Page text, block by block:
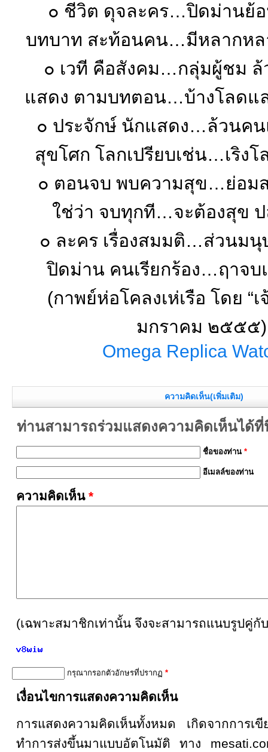
๐ ชีวิต ดุจละคร…ปิดม่านย้
บทบาท สะท้อนคน…มีหลากหล
๐ เวที คือสังคม…กลุ่มผู้ชม ล้
แสดง ตามบทตอน…บ้างโลดแ
๐ ประจักษ์ นักแสดง…ล้วนคน
สุขโศก โลกเปรียบเช่น…เริงโ
๐ ตอนจบ พบความสุข…ย่อม
ใช่ว่า จบทุกที…จะต้องสุข
๐ ละคร เรื่องสมมติ…ส่วนมนุ
ปิดม่าน คนเรียกร้อง…ฤาจ
(กาพย์ห่อโคลงเห่เรือ โดย “
มกราคม ๒๕๕๕)
Omega Replica
ความคิดเห็น(เพิ่มเติม)
ท่านสามารถร่วมแสดงความคิดเห็นได้ที่
ชื่อของท่าน*
อีเมลล์ของท่าน
ความคิดเห็น *
(เฉพาะสมาชิกเท่านั้น จึงจะสามารถแนบรูปคู่กั
กรุณากรอกตัวอักษรที่ปรากฏ *
เงื่อนไขการแสดงความคิดเห็น
การแสดงความคิดเห็นทั้งหมด เกิดจากการเ
ทำการส่งขึ้นมาแบบอัตโนมัติ ทาง